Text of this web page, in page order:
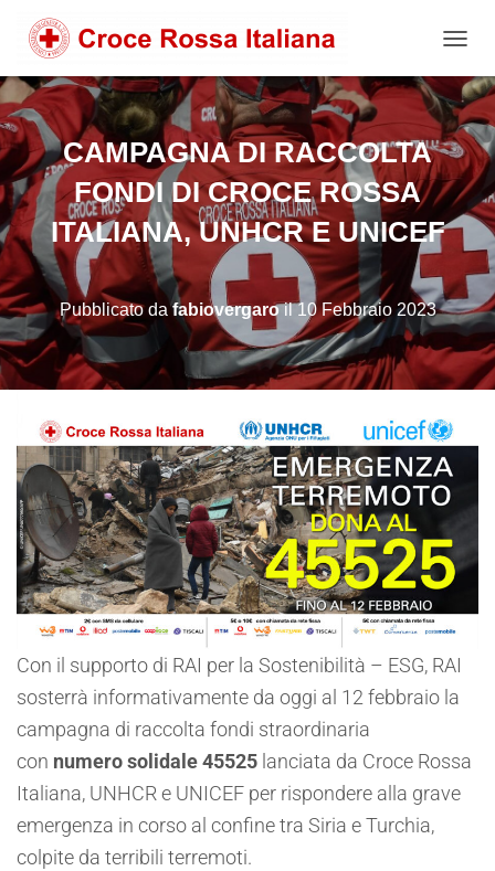
CAMPAGNA DI RACCOLTA
FONDI DI CROCE ROSSA
ITALIANA, UNHCR E UNICEF
Pubblicato dafabiovergaroil10 Febbraio 2023
Con il supporto di RAI per la Sostenibilità – ESG, RAI
sosterrà informativamente da oggi al 12 febbraio la
campagna di raccolta fondi straordinaria
con numero solidale 45525 lanciata da Croce Rossa
Italiana, UNHCR e UNICEF per rispondere alla grave
emergenza in corso al confine tra Siria e Turchia,
colpite da terribili terremoti.